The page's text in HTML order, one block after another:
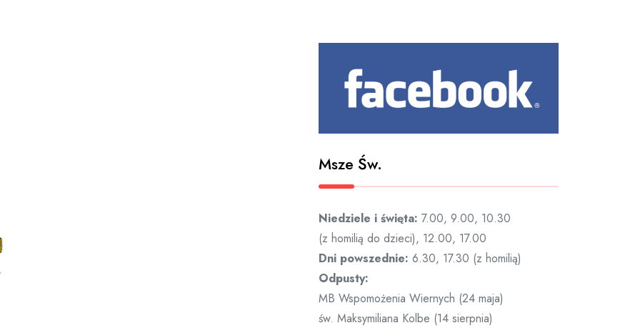
Msze Św.
Niedziele i święta: 7.00, 9.00, 10.30
(z homilią do dzieci), 12.00, 17.00
Dni powszednie: 6.30, 17.30 (z homilią)
Odpusty:
MB Wspomożenia Wiernych (24 maja)
św. Maksymiliana Kolbe (14 sierpnia)